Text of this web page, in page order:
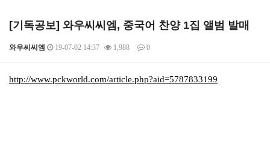
[기독공보] 와우씨씨엠, 중국어 찬양 1집 앨범 발매
와우씨씨엠 19-07-02 14:37 1,988 0
본문
http://www.pckworld.com/article.php?aid=5787833199